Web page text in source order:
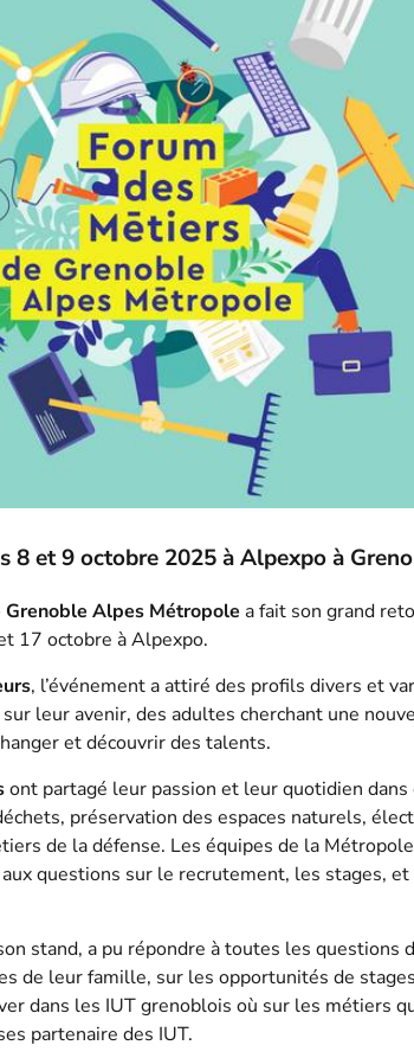
8 et 9 octobre 2025 à Alpexpo à
Grenoble Alpes Métropole a fait son grand
17 octobre à Alpexpo.
, l’événement a attiré des profils divers et
leur avenir, des adultes cherchant une
et découvrir des talents.
ont partagé leur passion et leur quotidien dans
préservation des espaces naturels,
de la défense. Les équipes de la
questions sur le recrutement, les stages,
stand, a pu répondre à toutes les questions
de leur famille, sur les opportunités de
dans les IUT grenoblois où sur les métiers
partenaire des IUT.